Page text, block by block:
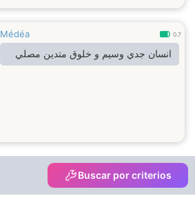
Médéa 0.7
انسان جدي وسيم و خلوق متدين مصلي
Buscar por criterios